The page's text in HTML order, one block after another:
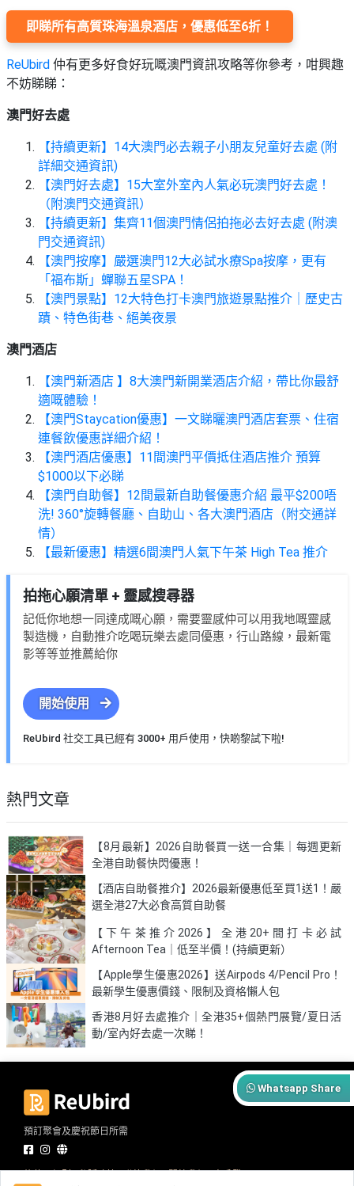
Whatsapp Share
即睇所有高質珠海溫泉酒店 ，優惠低至6折！
ReUbird 仲有更多好食好玩嘅澳門資訊攻略等你參考，咁興趣
不妨睇睇：
澳門好去處
【持續更新】14大澳門必去親子小朋友兒童好去處 (附
詳細交通資訊)
【澳門好去處】15大室外室內人氣必玩澳門好去處！
（附澳門交通資訊）
【持續更新】集齊11個澳門情侶拍拖必去好去處 (附澳
門交通資訊)
【澳門按摩】嚴選澳門12大必試水療Spa按摩，更有
「福布斯」蟬聯五星SPA！
【澳門景點】12大特色打卡澳門旅遊景點推介｜歷史古
蹟、特色街巷、絕美夜景
澳門酒店
【澳門新酒店 】8大澳門新開業酒店介紹，帶比你最舒
適嘅體驗！
【澳門Staycation優惠】一文睇曬澳門酒店套票、住宿
連餐飲優惠詳細介紹！
【澳門酒店優惠】11間澳門平價抵住酒店推介 預算
$1000以下必睇
【澳門自助餐】12間最新自助餐優惠介紹 最平$200唔
洗! 360°旋轉餐廳、自助山、各大澳門酒店（附交通詳
情）
【最新優惠】精選6間澳門人氣下午茶 High Tea 推介
拍拖心願清單 + 靈感搜尋器
記低你地想一同達成嘅心願，需要靈感仲可以用我地嘅靈感
製造機，自動推介吃喝玩樂去處同優惠，行山路線，最新電
影等等並推薦給你
開始使用
ReUbird 社交工具已經有 3000+ 用戶使用，快啲黎試下啦!
熱門文章
【8月最新】2026自助餐買一送一合集｜每週更新
全港自助餐快閃優惠！
【酒店自助餐推介】2026最新優惠低至買1送1！嚴
選全港27大必食高質自助餐
【下午茶推介2026】全港20+間打卡必試
Afternoon Tea｜低至半價！(持續更新）
【Apple學生優惠2026】送Airpods 4/Pencil Pro！
最新學生優惠價錢、限制及資格懶人包
香港8月好去處推介｜全港35+個熱門展覽/夏日活
動/室內好去處一次睇！
預訂聚會及慶祝節日所需